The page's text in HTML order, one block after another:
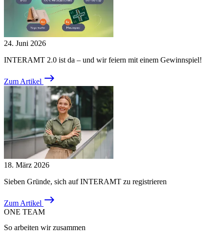
24. Juni 2026
INTERAMT 2.0 ist da – und wir feiern mit einem Gewinnspiel!
Zum Artikel East
18. März 2026
Sieben Gründe, sich auf INTERAMT zu registrieren
Zum Artikel East
ONE TEAM
So arbeiten wir zusammen